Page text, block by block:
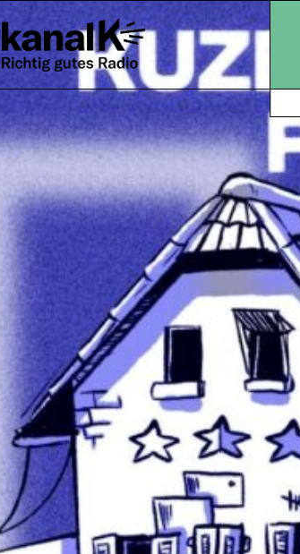
LIVE AM 19. SEPTEMBER
Am 19. und 20. September wird in
gefeiert: Das KuZeB für immer
Obertor mit Live Bands, Theater,
die Bühne gehen. Wir übertragen
Stadtschulhausplatz am Freitag,
19 bis 22 Uhr. Mit dabei sind z.B.
Red Shamrock.
Für die richtige Vorbereitung
Beiträge resp. Sendung anhören:
Kampagnenstart „KuZeB bleibt!“
Schwarzer Stern – KuZeB bleibt